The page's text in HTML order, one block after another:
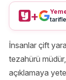
+
İnsanlar çift
tezahürü müdür,
açıklamaya